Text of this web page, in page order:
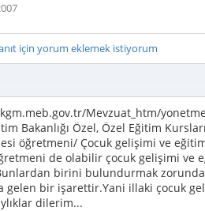
için yorum eklemek istiyorum
Mevzuat_htm/
Bakanlığı Özel, Özel Eğitim
öğretmeni/ Çocuk gelişimi ve
de olabilir çocuk gelişimi ve
birini bulundurmak
gelen bir işarettir.Yani illaki çocuk
dilerim...